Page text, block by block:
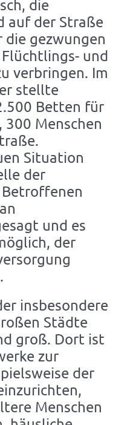
die
auf der Straße
die gezwungen
und
verbringen. Im
stellte
Betten für
Menschen
Situation
der
und es
der
insbesondere
Städte
groß. Dort ist
zur
der
Menschen